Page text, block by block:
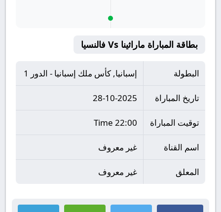
بطاقة المباراة ماراثينا Vs فالنسيا
البطولة إسبانيا, كأس ملك إسبانيا - الدور 1
تاريخ المباراة 28-10-2025
توقيت المباراة 22:00 Time
اسم القناة غير معروف
المعلق غير معروف